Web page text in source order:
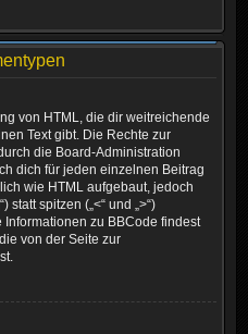
von HTML, die dir weitreichende
Text gibt. Die Rechte zur
die Board-Administration
dich für jeden einzelnen Beitrag
wie HTML aufgebaut, jedoch
statt spitzen („<“ und „>“)
zu BBCode findest
von der Seite zur